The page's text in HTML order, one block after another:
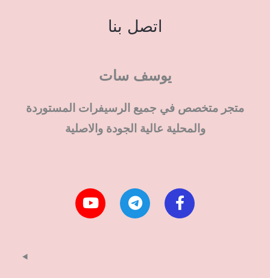
اتصل بنا
يوسف سات
متجر متخصص في جميع الرسيفرات المستوردة
والمحلية عالية الجودة والاصلية